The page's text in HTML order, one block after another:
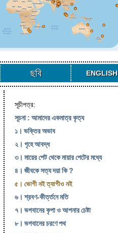
ছবি ENGLISH
সূচীপত্র:
সূচনা : আমাদের একমাত্র কৃত্য
১। ভক্তির অভাব
২। গৃহে আবদ্ধ
৩। মায়ের পেট থেকে মায়ার পেটের মধ্যে
৪। জীবকে সত্য দয়া কি ?
৫। ভোগী নই ত্যাগীও নই
৬। শ্রবণ-কীর্ত্তনে মতি
৭। ভগবানের কৃপা ও আপনার চেষ্টা
৮। ভগবানের চরণে পথ